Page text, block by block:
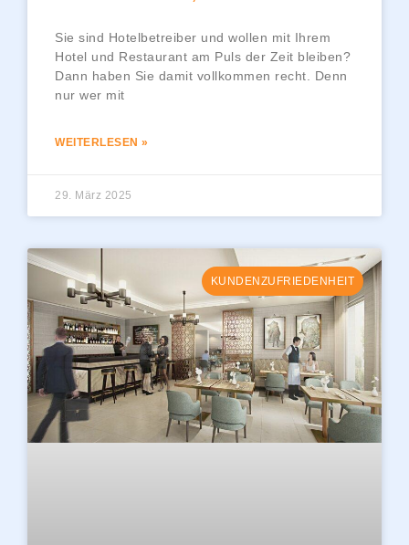
Sie sind Hotelbetreiber und wollen mit Ihrem
Hotel und Restaurant am Puls der Zeit bleiben?
Dann haben Sie damit vollkommen recht. Denn
nur wer mit
WEITERLESEN »
29. März 2025
KUNDENZUFRIEDENHEIT